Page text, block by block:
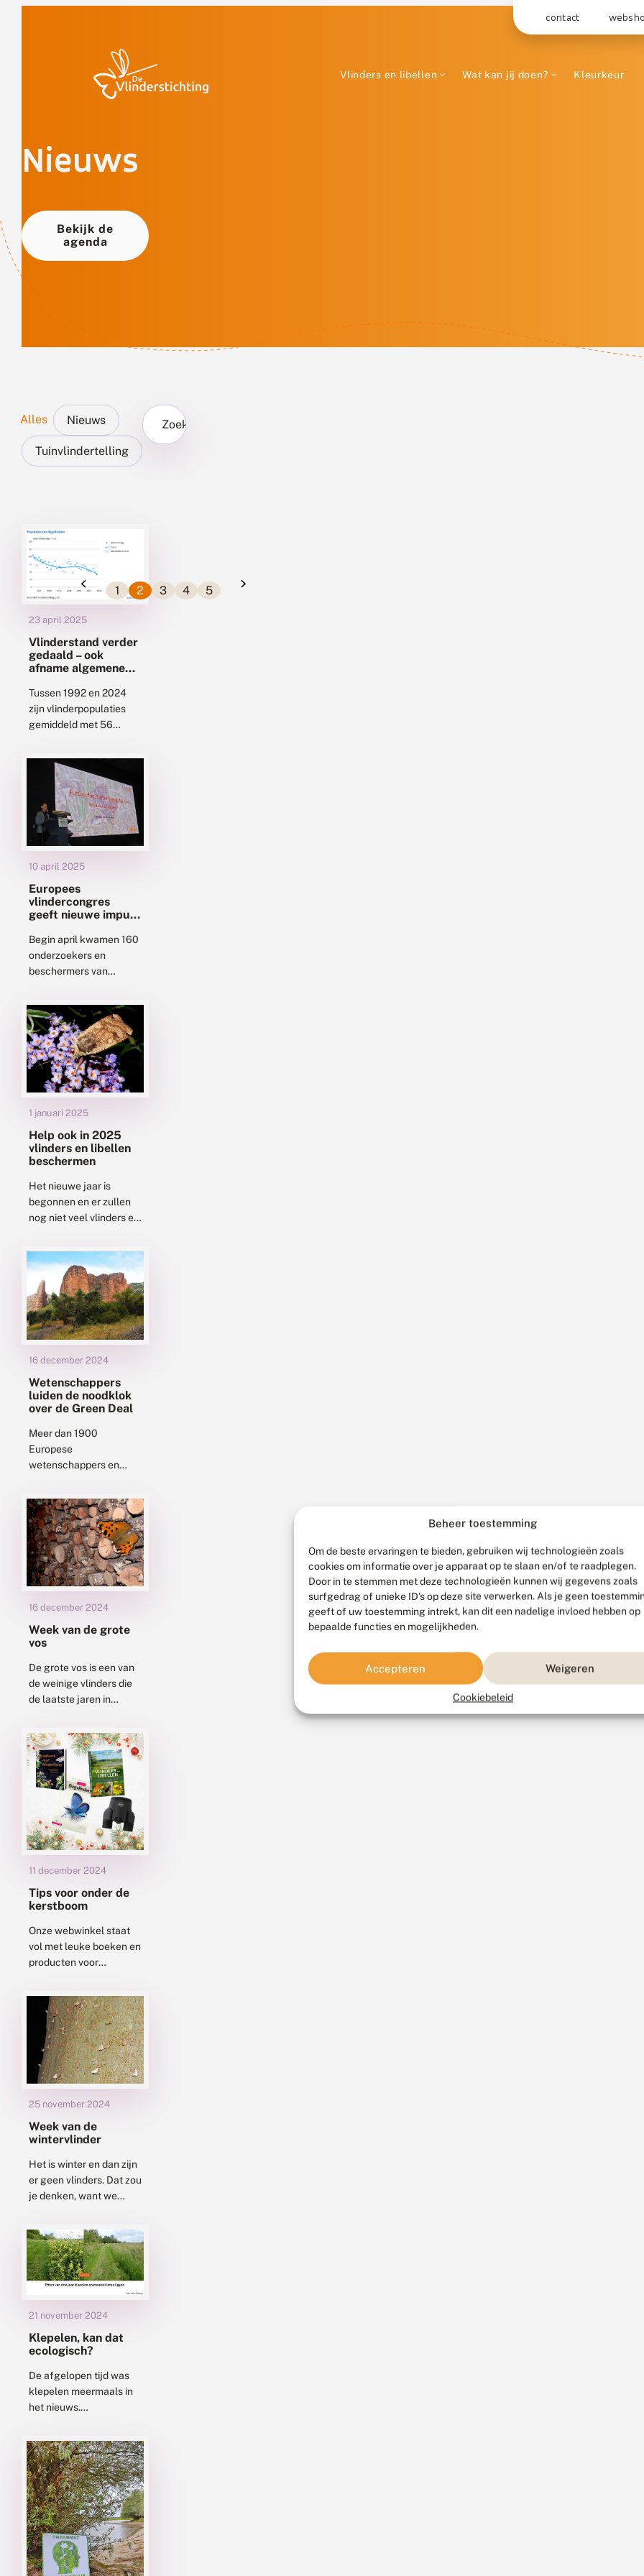
Beheer toestemming
Om de beste ervaringen te bieden, gebruiken wij technologieën zoals
cookies om informatie over je apparaat op te slaan en/of te raadplegen.
Door in te stemmen met deze technologieën kunnen wij gegevens zoals
surfgedrag of unieke ID's op deze site verwerken. Als je geen
geeft of uw toestemming intrekt, kan dit een nadelige invloed hebben op
bepaalde functies en mogelijkheden.
Accepteren Weigeren
Cookiebeleid
contact
Vlinders en libellen Wat kan jij doen? Kleurkeur
Nieuws
Bekijk de
agenda
Alles Nieuws
Tuinvlindertelling
Zoek...
23 april 2025
Vlinderstand verder
gedaald – ook
afname algemene
Tussen 1992 en 2024
zijn vlinderpopulaties
gemiddeld met 56
vlinderstand daalde voor
het tiende jaar op rij, en
bereikte in 2024 het...
10 april 2025
Europees
vlindercongres
geeft nieuwe impuls
Begin april kwamen 160
onderzoekers en
beschermers van
Wageningen bij elkaar
om de nieuwste
inzichten uit te wisselen
over de
ontwikkelingen...
1 januari 2025
Help ook in 2025
vlinders en libellen
beschermen
Het nieuwe jaar is
begonnen en er zullen
nog niet veel vlinders en
behalve misschien wat
overwinterende
dagpauwogen of
winterjuffers. Op de...
16 december 2024
Wetenschappers
luiden de noodklok
over de Green Deal
Meer dan 1900
Europese
wetenschappers en
wetenschappelijke
organisaties uiten grote
zorgen over de
toekomst van de Green
Deal. Deze zijn
aangewakkerd door...
16 december 2024
Week van de grote
vos
De grote vos is een van
de weinige vlinders die
de laatste jaren in
door het land toeneemt.
Nu zitten ze
weggekropen...
11 december 2024
Tips voor onder de
kerstboom
Onze webwinkel staat
vol met leuke boeken en
producten voor
en libellenkijkers.
Bijvoorbeeld de nieuwe
Veldgids dagvlinders,
onmisbaar voor iedereen
die naar vlinders...
25 november 2024
Week van de
wintervlinder
Het is winter en dan zijn
er geen vlinders. Dat zou
je denken, want we
vooral met zomer, zon
en warmte. Maar
nachtvlinders...
21 november 2024
Klepelen, kan dat
ecologisch?
De afgelopen tijd was
klepelen meermaals in
het nieuws.
stevenen af op een
verbod op inzet van
klepelmaaiers per 1-1-
2025, maar vinden dat
onterecht...
1 2 3 4 5